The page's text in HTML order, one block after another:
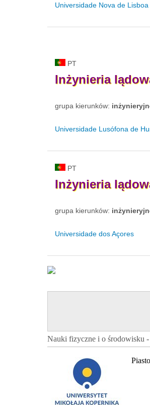
Universidade Nova de Lisboa
PT
Inżynieria
grupa kierunków:
Universidade Lusófona de
PT
Inżynieria
grupa kierunków:
Universidade dos Açores
Nauki fizyczne i o środowisku -